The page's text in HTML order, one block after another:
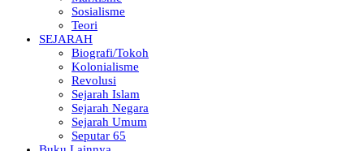
Sosialisme
Teori
SEJARAH
Biografi/Tokoh
Kolonialisme
Revolusi
Sejarah Islam
Sejarah Negara
Sejarah Umum
Seputar 65